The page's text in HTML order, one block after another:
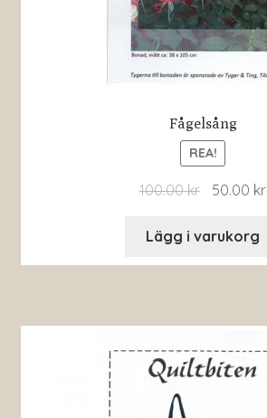
Fågelsång
REA!
100.00kr 50.00 kr
Lägg i varukorg